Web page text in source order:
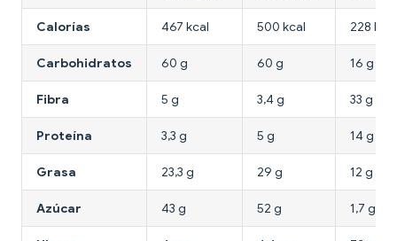
Calorías 467 kcal 500 kcal 228 kcal
Carbohidratos 60 g 60 g 16 g
Fibra 5 g 3,4 g 33 g
Proteína 3,3 g 5 g 14 g
Grasa 23,3 g 29 g 12 g
Azúcar 43 g 52 g 1,7 g